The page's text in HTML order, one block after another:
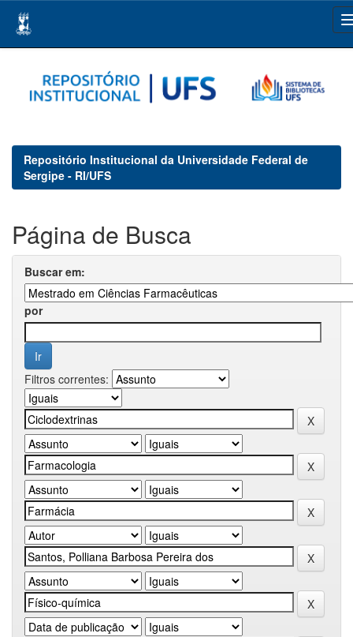
navigation
Repositório Institucional da Universidade Federal de
Sergipe - RI/UFS
Página de Busca
Buscar em:
por
Filtros correntes: